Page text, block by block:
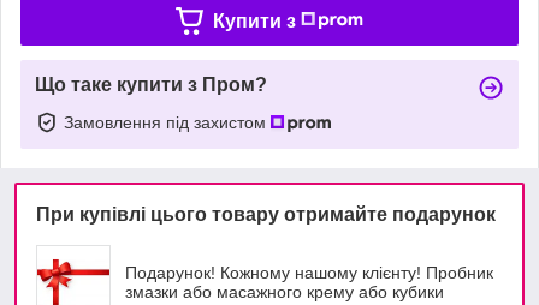
Купити з
Що таке купити з Пром?
Замовлення під захистом
При купівлі цього товару отримайте подарунок
Подарунок! Кожному нашому клієнту! Пробник
змазки або масажного крему або кубики